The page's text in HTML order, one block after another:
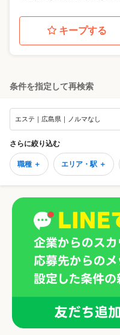
キープする
条件を指定して再検索
エステ｜広島県｜ノルマなし
さらに絞り込む
職種 ＋ エリア・駅 ＋